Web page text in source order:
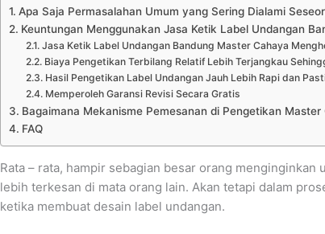
Apa Saja Permasalahan Umum yang Sering Dialami
Keuntungan Menggunakan Jasa Ketik Label Undangan
Jasa Ketik Label Undangan Bandung Master Cahaya
Biaya Pengetikan Terbilang Relatif Lebih Terjangkau
Hasil Pengetikan Label Undangan Jauh Lebih Rapi dan
Memperoleh Garansi Revisi Secara Gratis
Bagaimana Mekanisme Pemesanan di Pengetikan Master
FAQ
Rata – rata, hampir sebagian besar orang
lebih terkesan di mata orang lain. Akan tetapi dalam
ketika membuat desain label undangan.